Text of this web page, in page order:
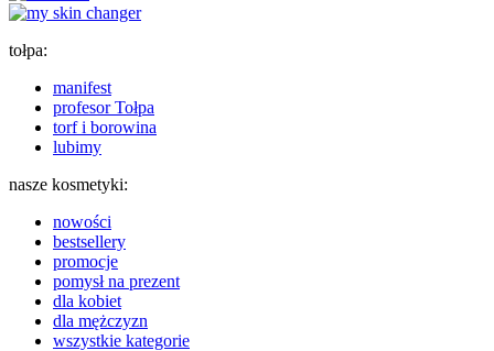
tołpa:
manifest
profesor Tołpa
torf i borowina
lubimy
nasze kosmetyki:
nowości
bestsellery
promocje
pomysł na prezent
dla kobiet
dla mężczyzn
wszystkie kategorie